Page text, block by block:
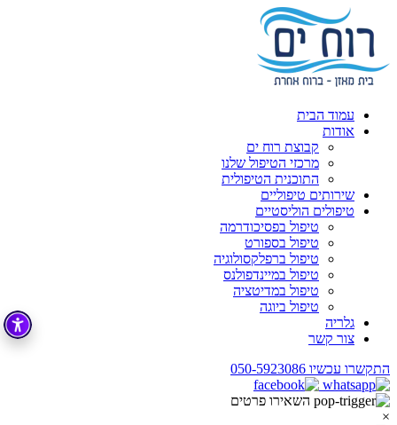
עמוד הבית
אודות
קבוצת רוח ים
מרכזי הטיפול שלנו
התוכנית הטיפולית
שירותים טיפוליים
טיפולים הוליסטיים
טיפול בפסיכודרמה
טיפול בספורט
טיפול ברפלקסולוגיה
טיפול במיינדפולנס
טיפול במדיטציה
טיפול ביוגה
גלריה
צור קשר
התקשרו עכשיו 050-5923086
השאירו פרטים
×